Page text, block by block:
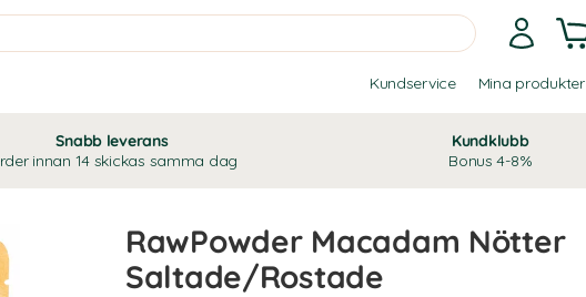
Kundservice Mina produkter
Snabb leverans
innan 14 skickas samma dag
Kundklubb
Bonus 4-8%
RawPowder Macadam Nötter
Saltade/Rostade